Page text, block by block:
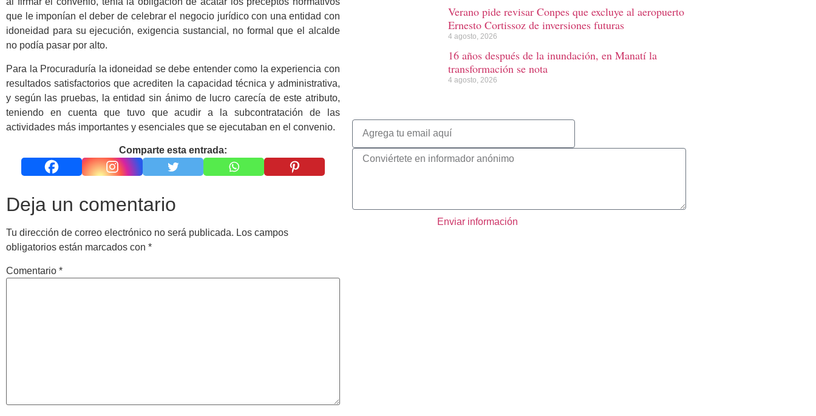
que le imponían el deber de celebrar el negocio jurídico con una entidad con
idoneidad para su ejecución, exigencia sustancial, no formal que el alcalde
no podía pasar por alto.
Para la Procuraduría la idoneidad se debe entender como la experiencia con
resultados satisfactorios que acrediten la capacidad técnica y administrativa,
y según las pruebas, la entidad sin ánimo de lucro carecía de este atributo,
teniendo en cuenta que tuvo que acudir a la subcontratación de las
actividades más importantes y esenciales que se ejecutaban en el convenio.
Comparte esta entrada:
Deja un comentario
Tu dirección de correo electrónico no será publicada. Los campos
obligatorios están marcados con *
Comentario *
Verano pide revisar Conpes que excluye al aeropuerto
Ernesto Cortissoz de inversiones futuras
4 agosto, 2026
16 años después de la inundación, en Manatí la
transformación se nota
4 agosto, 2026
Enviar información